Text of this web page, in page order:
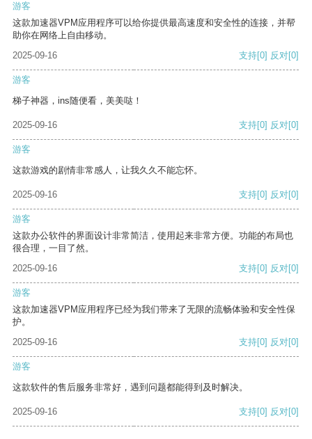
游客
这款加速器VPM应用程序可以给你提供最高速度和安全性的连接，并帮
助你在网络上自由移动。
2025-09-16
支持[0] 反对[0]
游客
梯子神器，ins随便看，美美哒！
2025-09-16 支持[0] 反对[0]
游客
这款游戏的剧情非常感人，让我久久不能忘怀。
2025-09-16 支持[0] 反对[0]
游客
这款办公软件的界面设计非常简洁，使用起来非常方便。功能的布局也
很合理，一目了然。
2025-09-16
支持[0] 反对[0]
游客
这款加速器VPM应用程序已经为我们带来了无限的流畅体验和安全性保
护。
2025-09-16
支持[0] 反对[0]
游客
这款软件的售后服务非常好，遇到问题都能得到及时解决。
2025-09-16 支持[0] 反对[0]